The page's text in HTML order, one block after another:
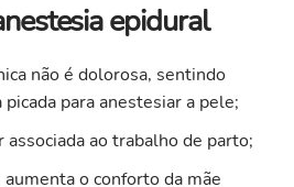
epidural
não é dolorosa, sentindo
para anestesiar a pele;
associada ao trabalho de parto;
o conforto da mãe